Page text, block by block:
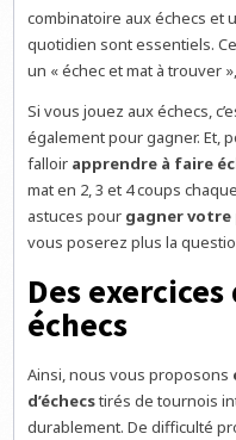
combinatoire aux échecs et
quotidien sont essentiels.
un « échec et mat à trouver
Si vous jouez aux échecs,
également pour gagner. Et,
falloir apprendre à faire
mat en 2, 3 et 4 coups
astuces pour gagner votre
vous poserez plus la
Des
échecs
Ainsi, nous vous proposons
d’échecstirés de tournois
durablement. De difficulté